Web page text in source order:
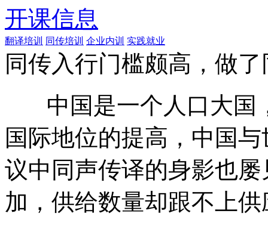
开课信息
翻译培训 同传培训 企业内训 实践就业
同传入行门槛颇高，做
中国是一个人口大国
国际地位的提高，中国
议中同声传译的身影也
加，供给数量却跟不上供